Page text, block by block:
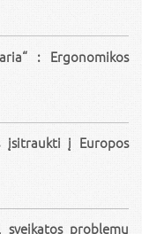
: Ergonomikos
įsitraukti į Europos
problemų